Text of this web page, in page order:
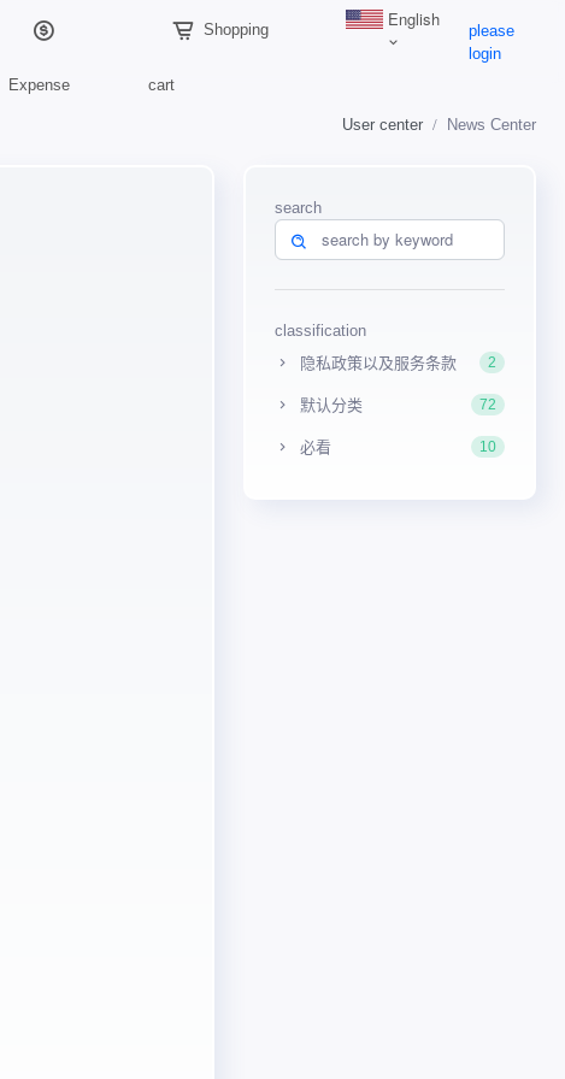
Expense
Shopping
cart
English
please
login
User center News Center
search
classification
隐私政策以及服务条款
2
默认分类 72
必看 10